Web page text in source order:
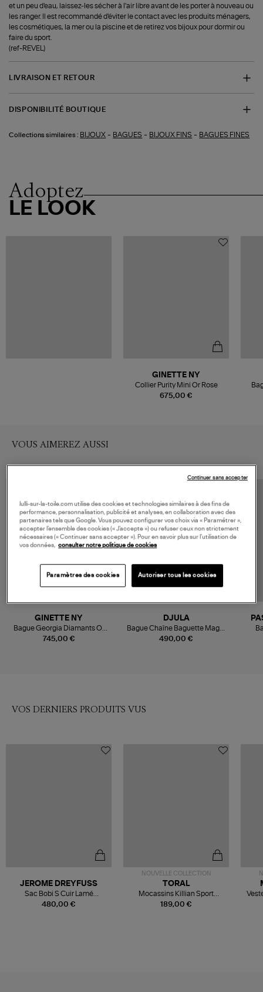
et un peu d'eau, laissez-les sécher à l'air libre avant de les porter à nouveau ou
les ranger. Il est recommandé d'éviter le contact avec les produits ménagers,
les cosmétiques, la mer ou la piscine et de retirez vos bijoux pour dormir ou
faire du sport.
(ref-REVEL)
LIVRAISON ET RETOUR
DISPONIBILITÉ BOUTIQUE
Collections similaires : BIJOUX - BAGUES - BIJOUX FINS - BAGUES FINES
Adoptez
LE LOOK
675,00 €
GINETTE NY
Collier Purity Mini Or Rose
VOUS AIMEREZ AUSSI
745,00 €
GINETTE NY
Bague Georgia Diamants Or
Rose
490,00 €
DJULA
Bague Chaîne Baguette Magic
Touch
VOS DERNIERS PRODUITS VUS
480,00 €
JEROME DREYFUSS
Sac Bobi S Cuir Lamé
Champagne
NOUVELLE COLLECTION
189,00 €
TORAL
Mocassins Killian Sport
Mousse
lulli-sur-la-toile.com utilise des cookies et technologies similaires à des fins de
performance, personnalisation, publicité et analyses, en collaboration avec des
partenaires tels que Google. Vous pouvez configurer vos choix via « Paramétrer »,
accepter l’ensemble des cookies (« J’accepte ») ou refuser ceux non strictement
nécessaires (« Continuer sans accepter »). Pour en savoir plus sur l’utilisation de
vos données,
consulter notre politique de cookies
Paramètres des cookies Autoriser tous les cookies
Continuer sans accepter